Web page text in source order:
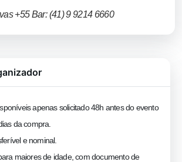
+55 Bar: (41) 9 9214 6660
apenas solicitado 48h antes do evento
da compra.
e nominal.
maiores de idade, com documento de